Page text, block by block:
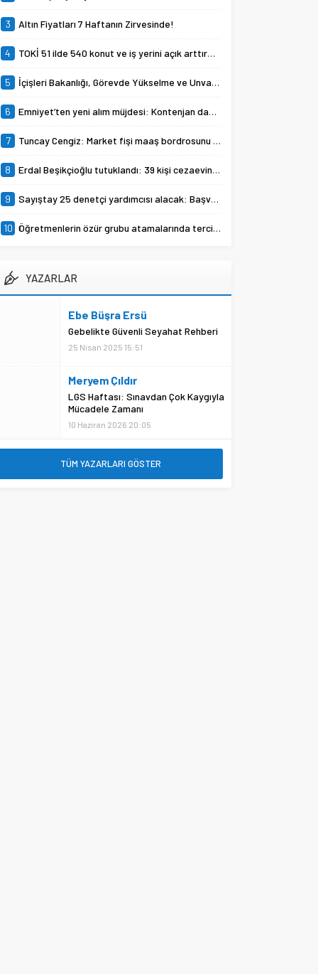
verildi.
3 Altın Fiyatları 7 Haftanın Zirvesinde!
4 TOKİ 51 ilde 540 konut ve iş yerini açık arttırma usulü satışa çıkarıyor.
5 İçişleri Bakanlığı, Görevde Yükselme ve Unvan Değişikliği Yazılı Sınavları’nın tarihlerini duyurdu.
6 Emniyet’ten yeni alım müjdesi: Kontenjan dağılımı açıklandı
7 Tuncay Cengiz: Market fişi maaş bordrosunu çoktan geçti
8 Erdal Beşikçioğlu tutuklandı: 39 kişi cezaevine gönderildi
9 Sayıştay 25 denetçi yardımcısı alacak: Başvurular Eylül ayında
10 Öğretmenlerin özür grubu atamalarında tercih süreci başladı
YAZARLAR
Ebe Büşra Ersü
Gebelikte Güvenli Seyahat Rehberi
25 Nisan 2025 15:51
Meryem Çıldır
LGS Haftası: Sınavdan Çok Kaygıyla
Mücadele Zamanı
10 Haziran 2026 20:05
TÜM YAZARLARI GÖSTER